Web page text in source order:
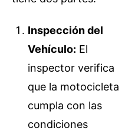
Inspección del
Vehículo: El
inspector verifica
que la motocicleta
cumpla con las
condiciones